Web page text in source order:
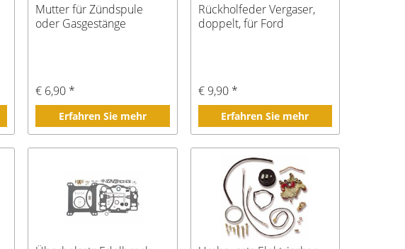
Mutter für Zündspule
oder Gasgestänge
€ 6,90 *
Erfahren Sie mehr
Rückholfeder Vergaser,
doppelt, für Ford
€ 9,90 *
Erfahren Sie mehr